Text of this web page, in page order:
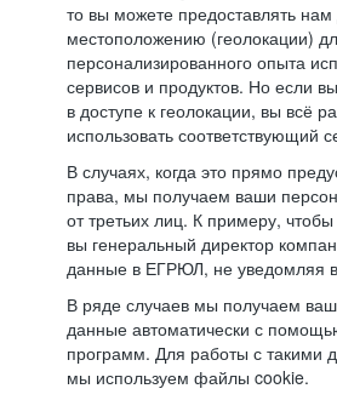
то вы можете предоставлять
местоположению (геолокации)
персонализированного опыта
сервисов и продуктов. Но если
в доступе к геолокации, вы всё
использовать соответствующий
В случаях, когда это прямо
права, мы получаем ваши
от третьих лиц. К примеру, чтобы
вы генеральный директор
данные в ЕГРЮЛ, не уведомляя
В ряде случаев мы получаем
данные автоматически с
программ. Для работы с такими
мы используем файлы cookie.